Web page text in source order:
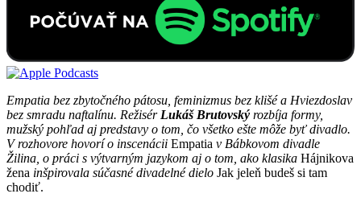
Empatia bez zbytočného pátosu, feminizmus bez klišé a Hviezdoslav
bez smradu naftalínu. Režisér Lukáš Brutovský rozbíja formy,
mužský pohľad aj predstavy o tom, čo všetko ešte môže byť divadlo.
V rozhovore hovorí o inscenácii Empatia v Bábkovom divadle
Žilina, o práci s výtvarným jazykom aj o tom, ako klasika Hájnikova
žena inšpirovala súčasné divadelné dielo Jak jeleň budeš si tam
chodiť.